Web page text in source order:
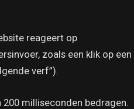
reageert op
zoals een klik op een
verf”).
milliseconden bedragen.